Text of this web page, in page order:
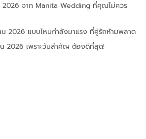
จาก Manita Wedding ที่คุณไม่ควร
น 2026 แบบไหนกำลังมาแรง ที่คู่รักห้ามพลาด
2026 เพราะวันสำคัญ ต้องดีที่สุด!